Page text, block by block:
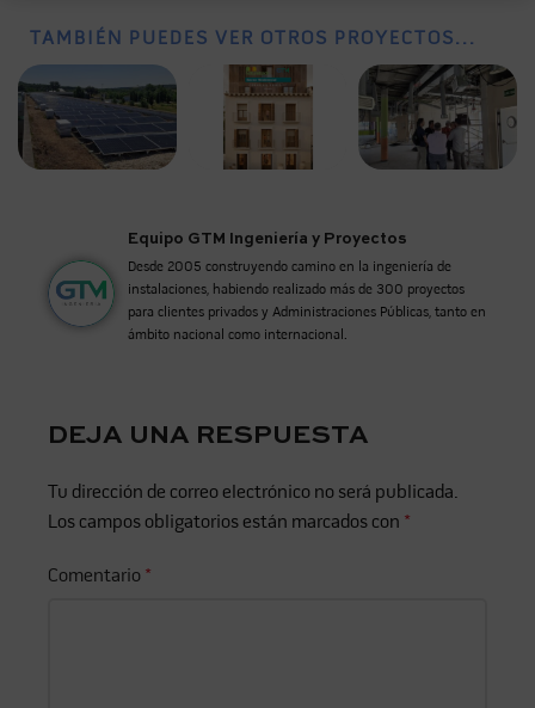
TAMBIÉN PUEDES VER OTROS PROYECTOS...
Equipo GTM Ingeniería y Proyectos
Desde 2005 construyendo camino en la ingeniería de
instalaciones, habiendo realizado más de 300 proyectos
para clientes privados y Administraciones Públicas, tanto en
ámbito nacional como internacional.
DEJA UNA RESPUESTA
Tu dirección de correo electrónico no será publicada.
Los campos obligatorios están marcados con *
Comentario *